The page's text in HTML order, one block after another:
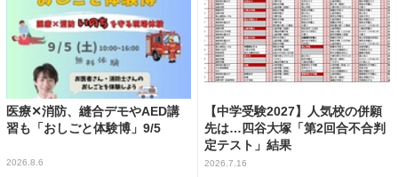
医療✕消防、縫合デモやAED講
習も「おしごと体験博」9/5
2026.8.6
【中学受験2027】人気校の併願
先は…四谷大塚「第2回合不合判
定テスト」結果
2026.7.16